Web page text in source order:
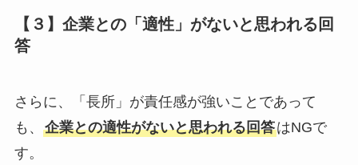
【３】企業との「適性」がないと思われる回
答
さらに、「長所」が責任感が強いことであって
も、 企業との適性がないと思われる回答はNGで
す。